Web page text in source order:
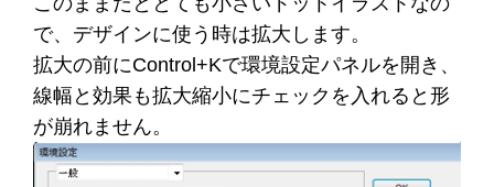
で、デザインに使う時は拡大します。
拡大の前にControl+Kで環境設定パネルを開き、
線幅と効果も拡大縮小にチェックを入れると形
が崩れません。